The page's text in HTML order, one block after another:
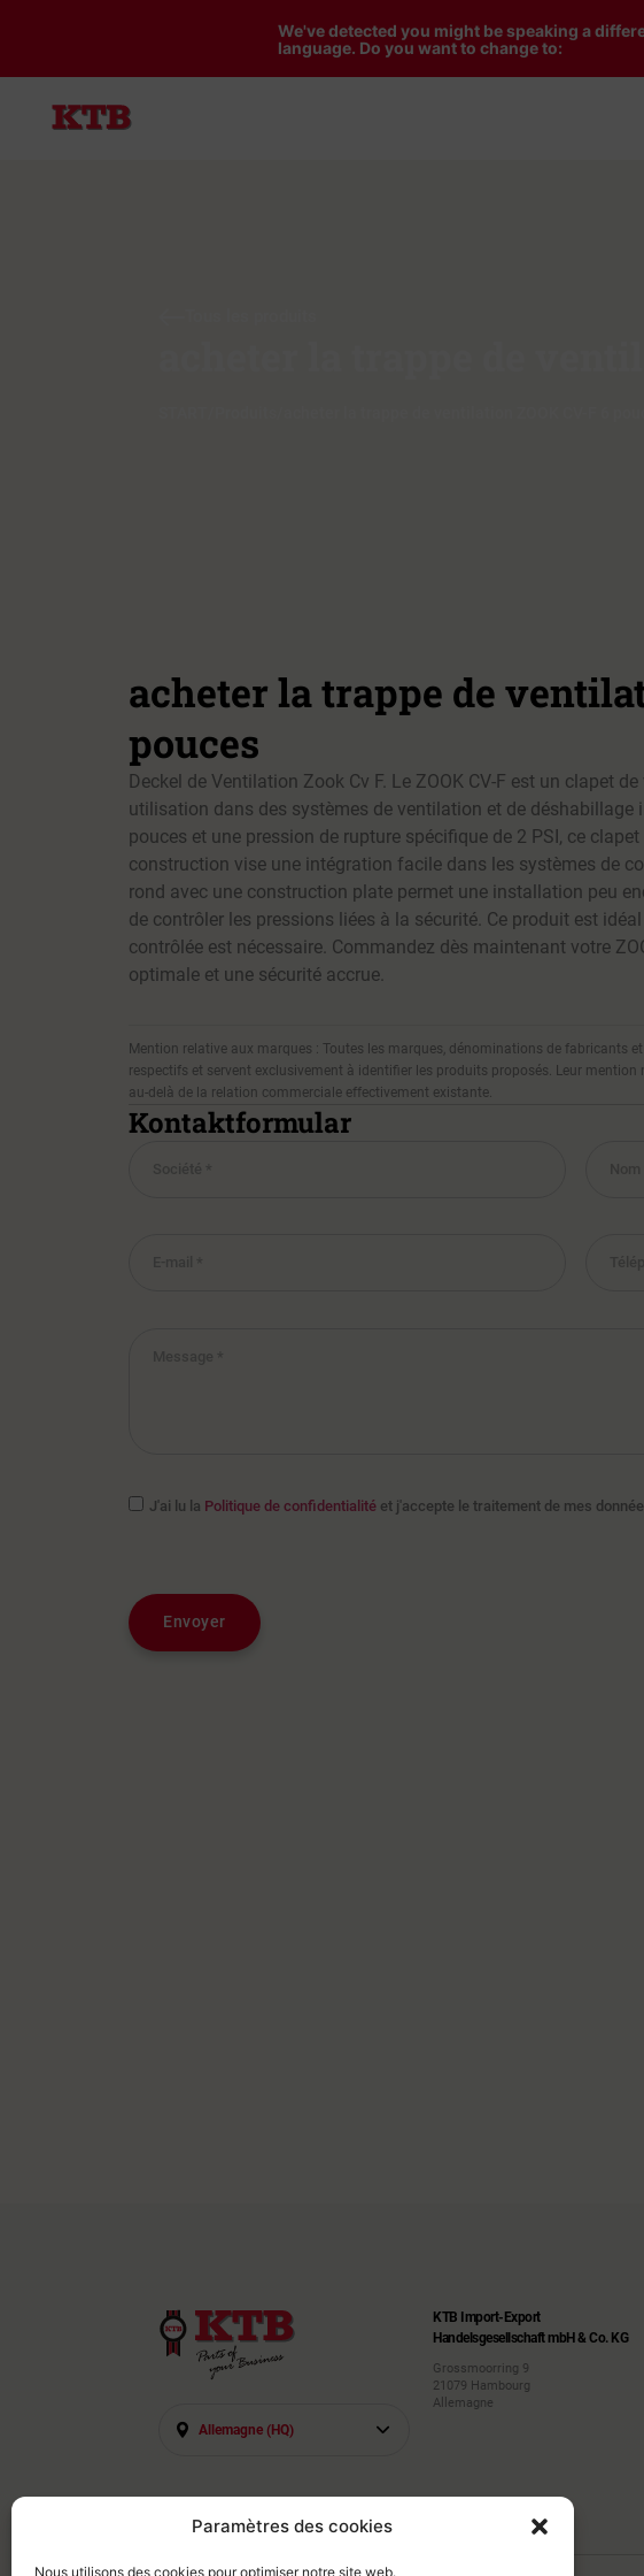
We've detected you might be speaking a
language. Do you want to change to:
Paramètres des cookies
Nous utilisons des cookies pour optimiser notre site web.
acheter la trappe de
pouces
Deckel de Ventilation Zook Cv F. Le ZOOK CV-F est un clapet
utilisation dans des systèmes de ventilation et de déshabillage
pouces et une pression de rupture spécifique de 2 PSI, ce
construction vise une intégration facile dans les systèmes de
rond avec une construction plate permet une installation peu
de contrôler les pressions liées à la sécurité. Ce produit est
contrôlée est nécessaire. Commandez dès maintenant votre
optimale et une sécurité accrue.
Mention relative aux marques : Toutes les marques, dénominations de fabricants
respectifs et servent exclusivement à identifier les produits proposés. Leur
au-delà de la relation commerciale effectivement existante.
Kontaktformular
J'ai lu la Politique de confidentialité et j'accepte le traitement de mes
Envoyer
Allemagne (HQ)
KTB Import-Export
Handelsgesellschaft mbH & Co. KG
Grossmoorring 9
21079 Hambourg
Allemagne